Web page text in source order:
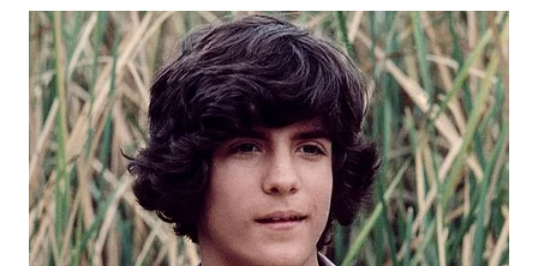
SEMARANG
WN
SOLO
WN
BOROBUDUR
WN